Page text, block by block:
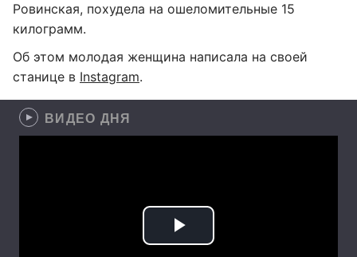
Ровинская, похудела на ошеломительные 15
килограмм.
Об этом молодая женщина написала на своей
станице в Instagram.
ВИДЕО ДНЯ